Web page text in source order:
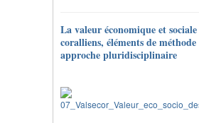
La valeur économique et
coralliens, éléments de
approche pluridisciplinaire